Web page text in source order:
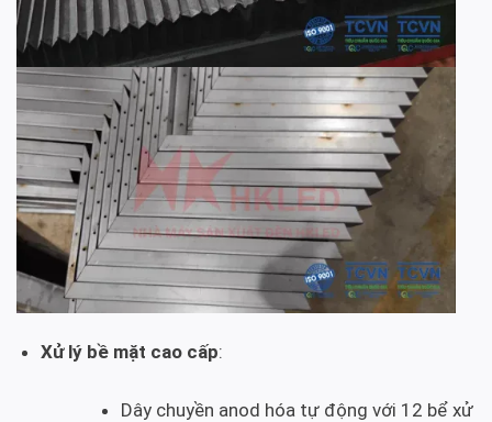
Xử lý bề mặt cao cấp:
Dây chuyền anod hóa tự động với 12 bể xử